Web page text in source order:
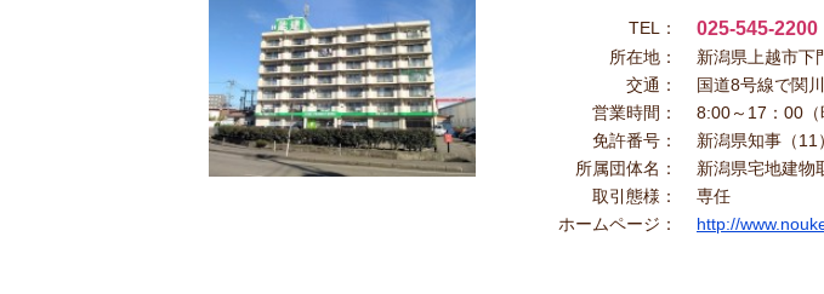
TEL：
025-545-2200
所在地：
新潟県上越市下
交通：
国道8号線で関
営業時間：
8:00～17：00（
免許番号：
新潟県知事（11
所属団体名：
新潟県宅地建
取引態様：
専任
ホームページ：
http://